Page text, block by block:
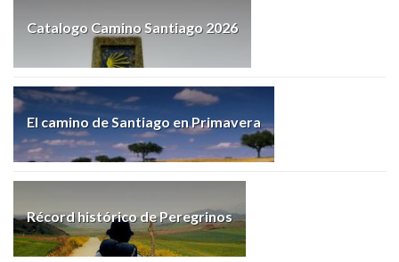
Catalogo Camino Santiago 2026
El camino de Santiago en Primavera
Récord histórico de Peregrinos